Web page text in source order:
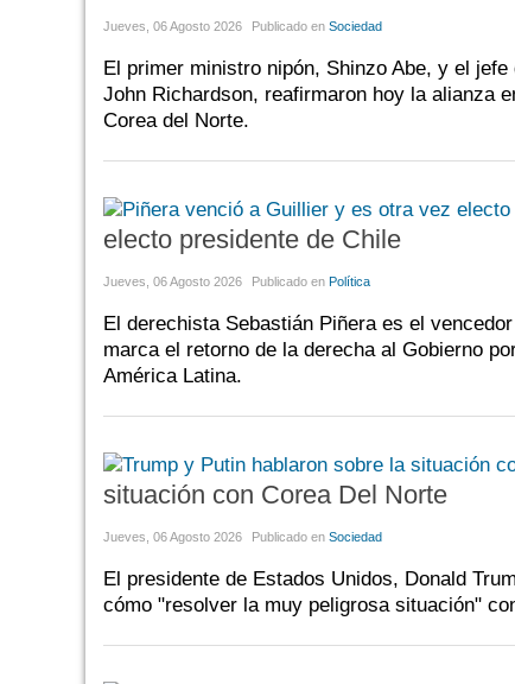
Jueves, 06 Agosto 2026 Publicado en Sociedad
El primer ministro nipón, Shinzo Abe, y el
John Richardson, reafirmaron hoy la alianza
Corea del Norte.
electo presidente de Chile
Jueves, 06 Agosto 2026 Publicado en Política
El derechista Sebastián Piñera es el
marca el retorno de la derecha al Gobierno
América Latina.
situación con Corea Del Norte
Jueves, 06 Agosto 2026 Publicado en Sociedad
El presidente de Estados Unidos, Donald
cómo "resolver la muy peligrosa situación"